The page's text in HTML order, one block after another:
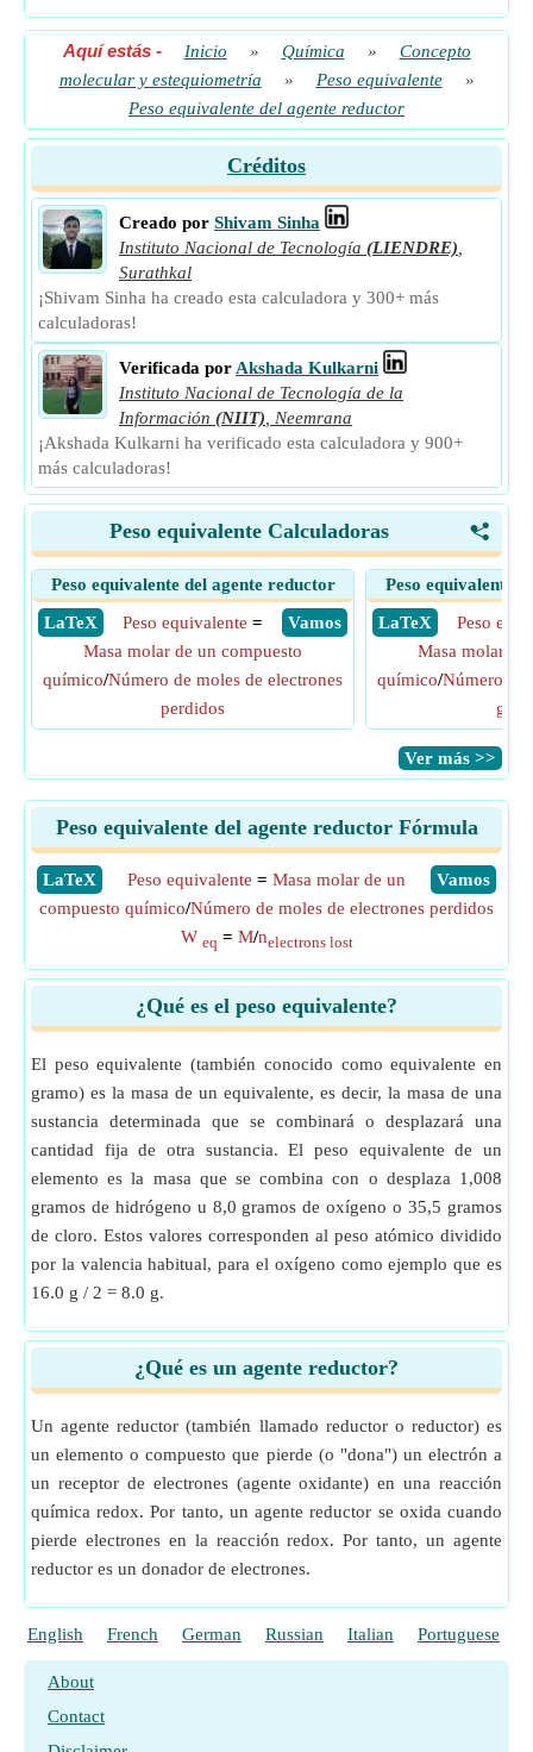
Aquí estás- Inicio » Química »
Concepto
molecular y estequiometría
» Peso equivalente
»
Peso equivalente del agente reductor
Créditos
Creado por Shivam Sinha
Instituto Nacional de Tecnología (LIENDRE)
Surathkal
¡Shivam Sinha ha creado esta calculadora y 300+ más
calculadoras!
Verificada por Akshada Kulkarni
Instituto Nacional de Tecnología de la
Información (NIIT)
Neemrana
¡Akshada Kulkarni ha verificado esta calculadora y 900+
más calculadoras!
<
Peso equivalente Calculadoras
Peso equivalente del agente reductor
​ LaTeX
​ Vamos
Peso equivalente =
Masa molar de un compuesto
químico/Número de moles de electrones
perdidos
Peso equivalente
​ LaTeX
Peso
Masa molar de
químico/Número de
​Ver más >>
Peso equivalente del agente reductor Fórmula
​LaTeX ​Vamos
Peso equivalente = Masa molar de un
compuesto químico/Número de moles de electrones perdidos
W eq = M/nelectrons lost
¿Qué es el peso equivalente?
El peso equivalente (también conocido como equivalente en
gramo) es la masa de un equivalente, es decir, la masa de una
sustancia determinada que se combinará o desplazará una
cantidad fija de otra sustancia. El peso equivalente de un
elemento es la masa que se combina con o desplaza 1,008
gramos de hidrógeno u 8,0 gramos de oxígeno o 35,5 gramos
de cloro. Estos valores corresponden al peso atómico dividido
por la valencia habitual, para el oxígeno como ejemplo que es
16.0 g / 2 = 8.0 g.
¿Qué es un agente reductor?
Un agente reductor (también llamado reductor o reductor) es
un elemento o compuesto que pierde (o "dona") un electrón a
un receptor de electrones (agente oxidante) en una reacción
química redox. Por tanto, un agente reductor se oxida cuando
pierde electrones en la reacción redox. Por tanto, un agente
reductor es un donador de electrones.
English French German Russian Italian Portuguese
About
Contact